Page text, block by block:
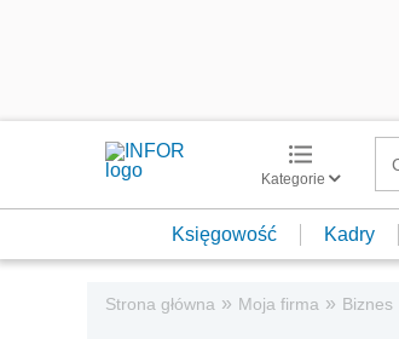
Kategorie
Księgowość Kadry
Strona główna » Moja firma » Biznes